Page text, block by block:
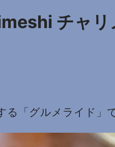
チャリ
「グルメライド」で